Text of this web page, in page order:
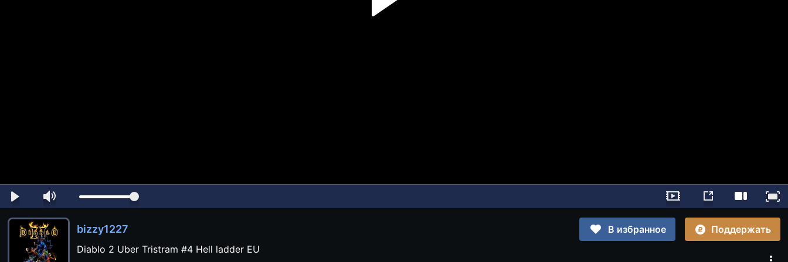
bizzy1227 В избранное
Поддержать
Diablo 2 Uber Tristram #4 Hell ladder EU